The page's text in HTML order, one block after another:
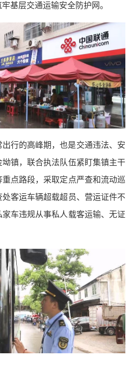
基层交通运输安全防护网。
行的高峰期，也是交通违法、安
镇，联合执法队伍紧盯集镇主干
点路段，采取定点严查和流动巡
客运车辆超载超员、营运证件不
车违规从事私人载客运输、无证